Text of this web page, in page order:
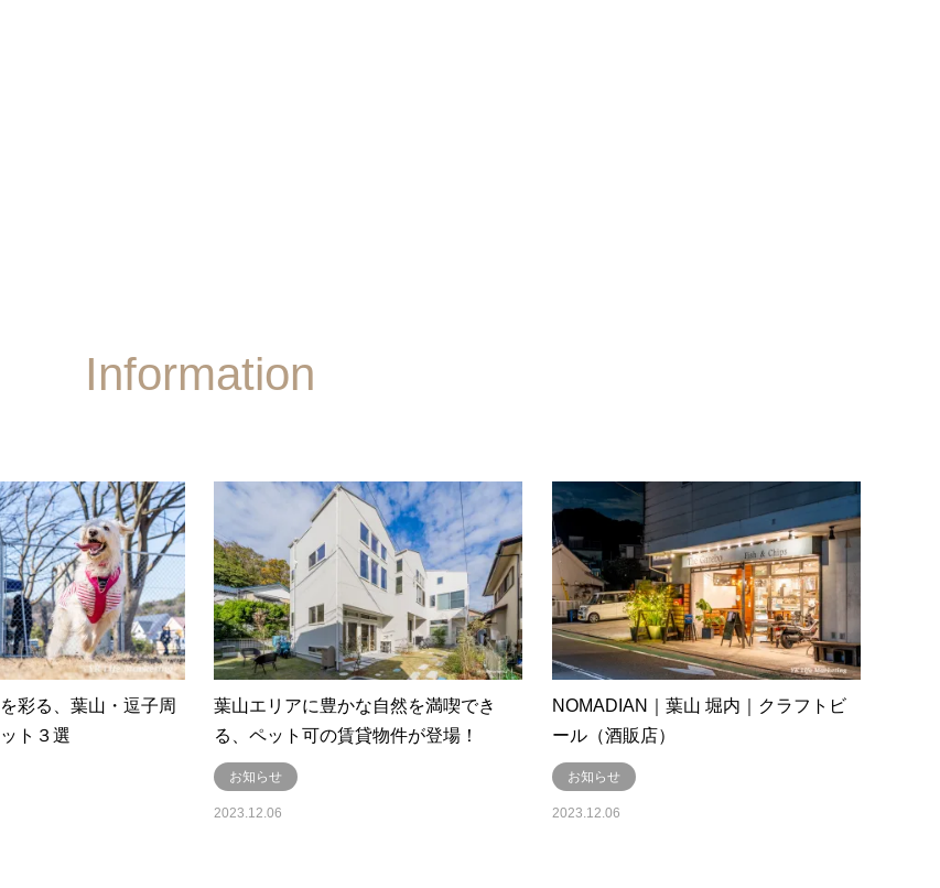
Information
彩る、葉山・逗子周
ト３選
葉山エリアに豊かな自然を満喫でき
る、ペット可の賃貸物件が登場！
お知らせ
2023.12.06
NOMADIAN｜葉山 堀内｜クラフトビ
ール（酒販店）
お知らせ
2023.12.06